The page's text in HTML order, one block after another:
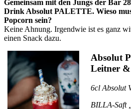
Gemeinsam mit den Jungs der Bar
Drink Absolut PALETTE. Wieso
Popcorn sein?
Keine Ahnung. Irgendwie ist es ganz
einen Snack dazu.
Absolut
Leitner
6cl Absolut
BILLA-Saft